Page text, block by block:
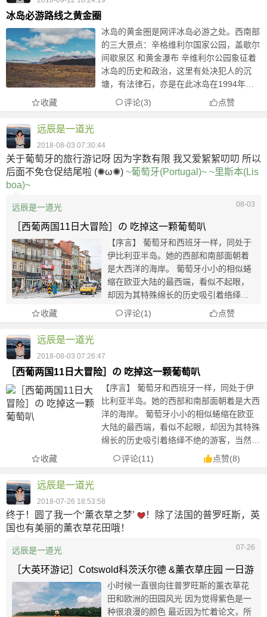
冰岛必游路线之黄金圈
冰岛的黄金圈是网评冰岛必游之处。西南部
的三大景点：辛格维利尔国家公园，盖歇尔
间歇泉区 和黄金瀑布 辛维利尔公园象征着
冰岛的历史和政治，这里有处决犯人的沉
塘，有法律石，亦是在此冰岛在1994年宣
布独立，公元1000年信奉基督教。这里更
是亚欧板块和美洲板块的人分界点。几千米
收藏 评论(3) 点赞
远辰是一道光
2018-08-03 07:30:44
关于葡萄牙的旅行游记呀 因为字数有限 我又爱絮絮叨叨 所以
后面不免仓促结尾啦 (✺ω✺) ~葡萄牙(Portugal)~ ~里斯本(Lis
boa)~
远辰是一道光
［西葡两国11日大冒险］の 吃掉这一颗葡萄叭
【序言】 葡萄牙和西班牙一样，同处于
伊比利亚半岛。她的西部和南部面朝着
是大西洋的海岸。 葡萄牙小小的相似蜷
缩在欧亚大陆的最西端，看似不起眼，
却因为其特殊绵长的历史吸引着络绎不
绝的游客，当然或许有些球迷也因对c罗
的迷恋而想前往看看这个诞生了世界上
08-03
收藏 评论(1) 点赞
远辰是一道光
2018-08-03 07:26:47
［西葡两国11日大冒险］の 吃掉这一颗葡萄叭
【序言】 葡萄牙和西班牙一样，同处于伊
比利亚半岛。她的西部和南部面朝着是大西
洋的海岸。 葡萄牙小小的相似蜷缩在欧亚
大陆的最西端，看似不起眼，却因为其特殊
绵长的历史吸引着络绎不绝的游客，当然或
许有些球迷也因对c罗的迷恋而想前往看看
这个诞生了世界上最伟大足球运动员的国
收藏 评论(11) 点赞(8)
远辰是一道光
2018-07-26 18:53:58
终于！圆了我一个‘薰衣草之梦’
！除了法国的普罗旺斯，英
国也有美丽的薰衣草花田哦！
远辰是一道光
［大英环游记］Cotswold科茨沃尔德 &薰衣草庄园 一日游
小时候一直很向往普罗旺斯的薰衣草花
田和欧洲的田园风光 因为觉得紫色是一
种很浪漫的颜色 最近因为忙着论文，所
07-26